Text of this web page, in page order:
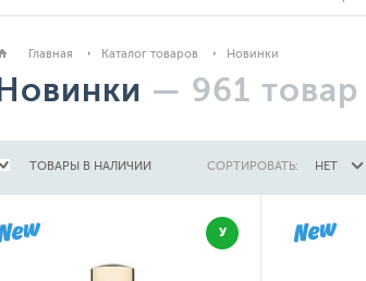
Главная Каталог товаров Новинки
Новинки — 961 товар
ТОВАРЫ В НАЛИЧИИ СОРТИРОВАТЬ: НЕТ
У